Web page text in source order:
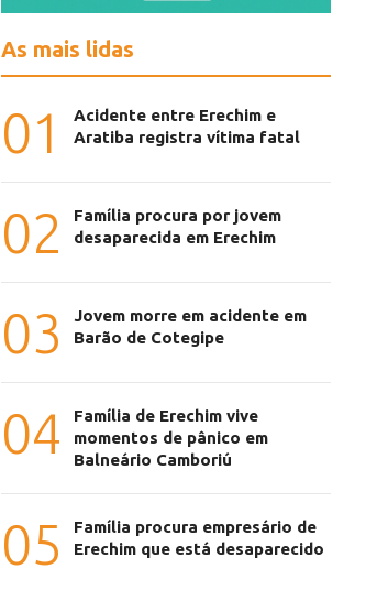
As mais lidas
01
Acidente entre Erechim e
Aratiba registra vítima fatal
02
Família procura por jovem
desaparecida em Erechim
03
Jovem morre em acidente em
Barão de Cotegipe
04
Família de Erechim vive
momentos de pânico em
Balneário Camboriú
05
Família procura empresário de
Erechim que está desaparecido